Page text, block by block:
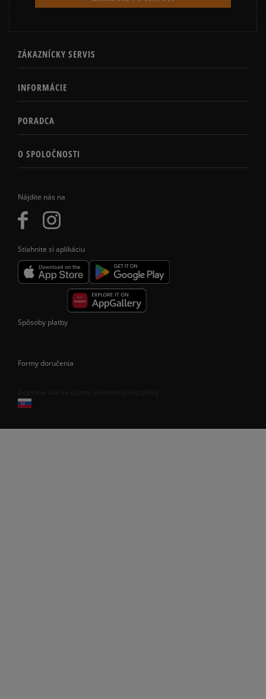
Nájdite nás na
Stiahnite si aplikáciu
ZÁKAZNÍCKY SERVIS
INFORMÁCIE
PORADCA
O SPOLOČNOSTI
Spôsoby platby
Formy doručenia